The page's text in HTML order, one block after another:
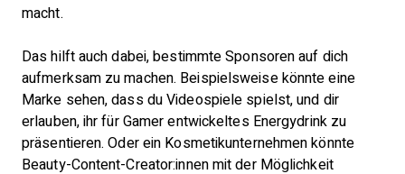
macht.
Das hilft auch dabei, bestimmte Sponsoren auf dich
aufmerksam zu machen. Beispielsweise könnte eine
Marke sehen, dass du Videospiele spielst, und dir
erlauben, ihr für Gamer entwickeltes Energydrink zu
präsentieren. Oder ein Kosmetikunternehmen könnte
Beauty-Content-Creator:innen mit der Möglichkeit